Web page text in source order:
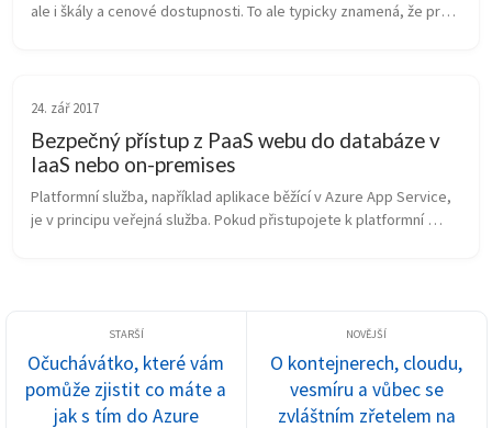
ale i škály a cenové dostupnosti. To ale typicky znamená, že pro
24. zář 2017
Bezpečný přístup z PaaS webu do databáze v
IaaS nebo on-premises
Platformní služba, například aplikace běžící v Azure App Service,
je v principu veřejná služba. Pokud přistupojete k platformní
Očuchávátko, které vám
pomůže zjistit co máte a
jak s tím do Azure
O kontejnerech, cloudu,
vesmíru a vůbec se
zvláštním zřetelem na